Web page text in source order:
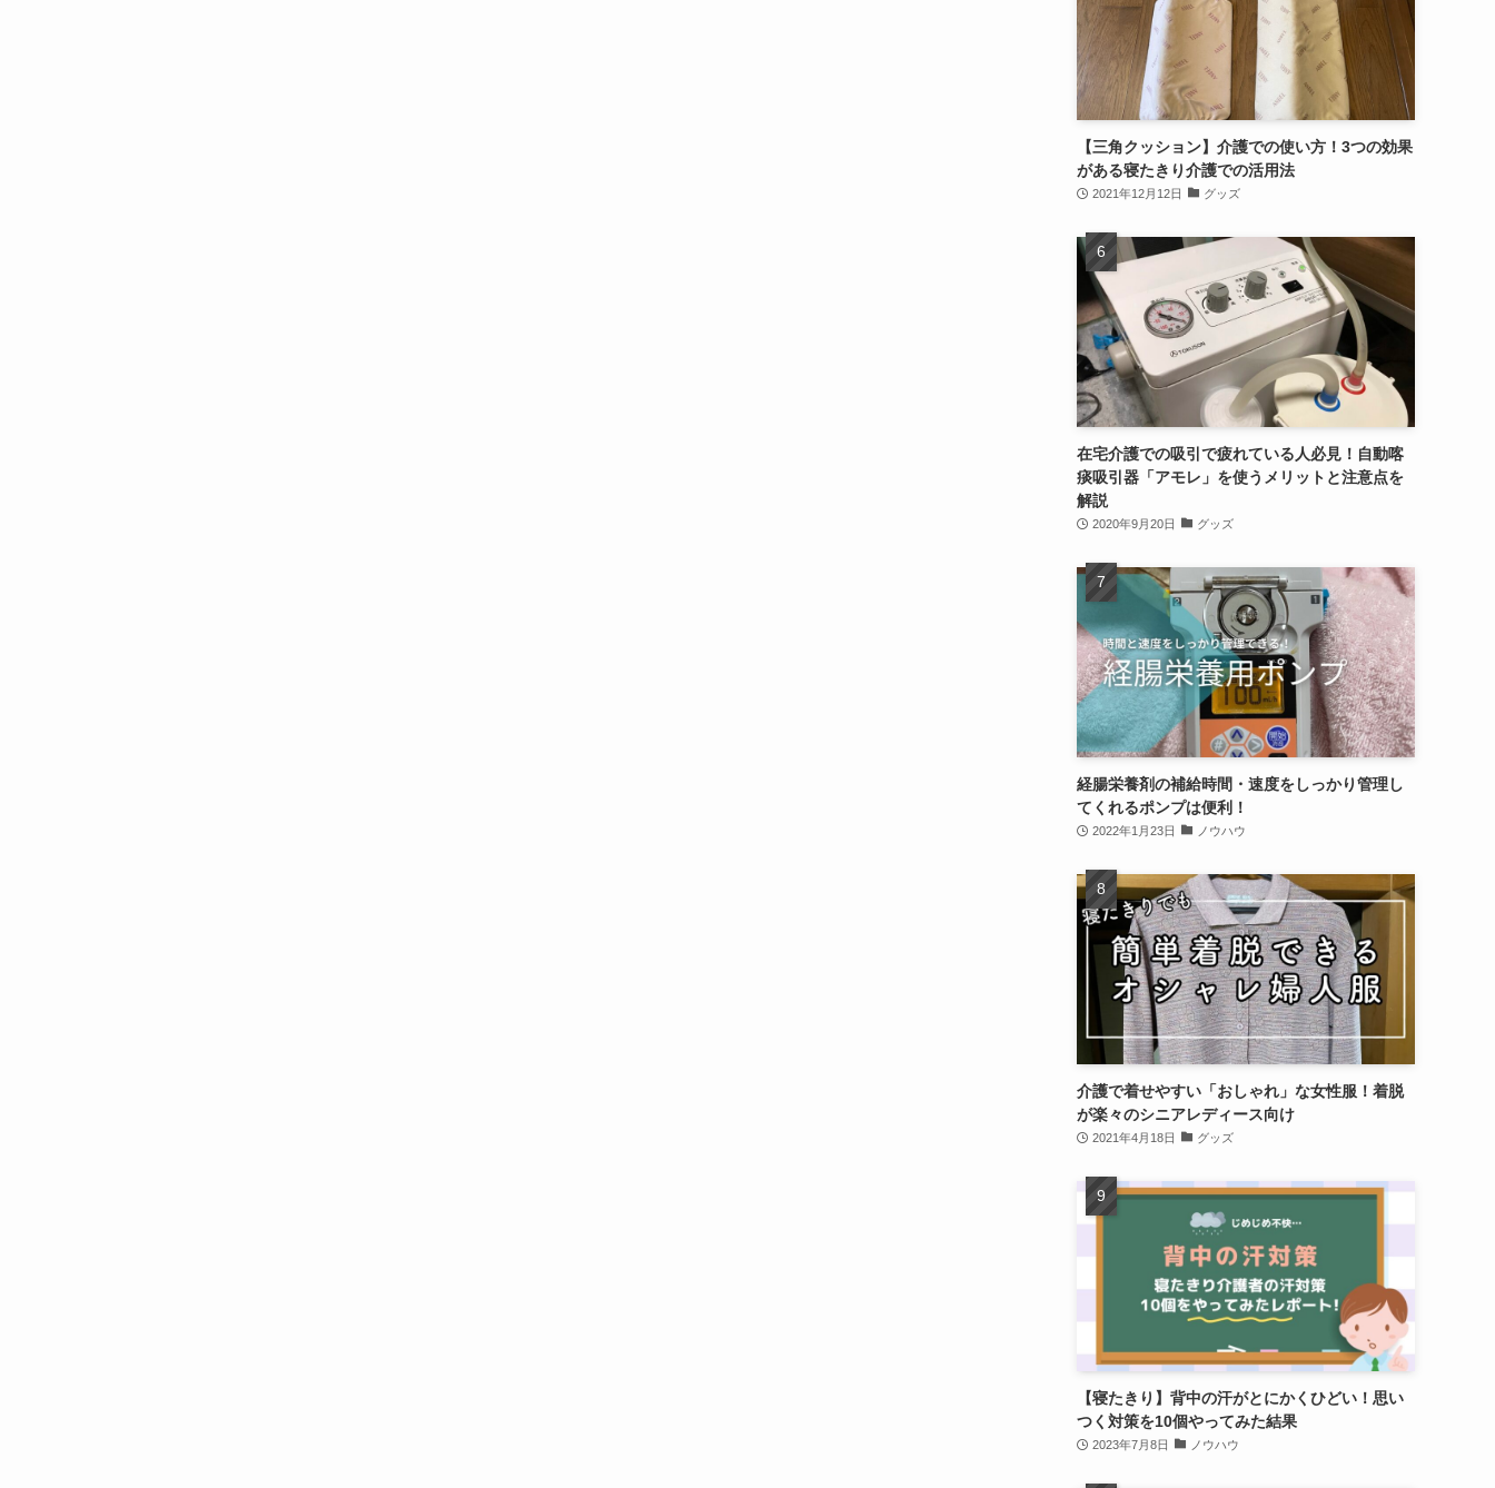
【三角クッション】介護での使い方！3つの効果
がある寝たきり介護での活用法
2021年12月12日 グッズ
在宅介護での吸引で疲れている人必見！自動喀
痰吸引器「アモレ」を使うメリットと注意点を
解説
2020年9月20日 グッズ
経腸栄養剤の補給時間・速度をしっかり管理し
てくれるポンプは便利！
2022年1月23日 ノウハウ
介護で着せやすい「おしゃれ」な女性服！着脱
が楽々のシニアレディース向け
2021年4月18日 グッズ
【寝たきり】背中の汗がとにかくひどい！思い
つく対策を10個やってみた結果
2023年7月8日 ノウハウ